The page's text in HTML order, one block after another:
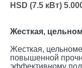
HSD (7.5 кВт)
Жесткая,
Жесткая,
повышенной
эффективному